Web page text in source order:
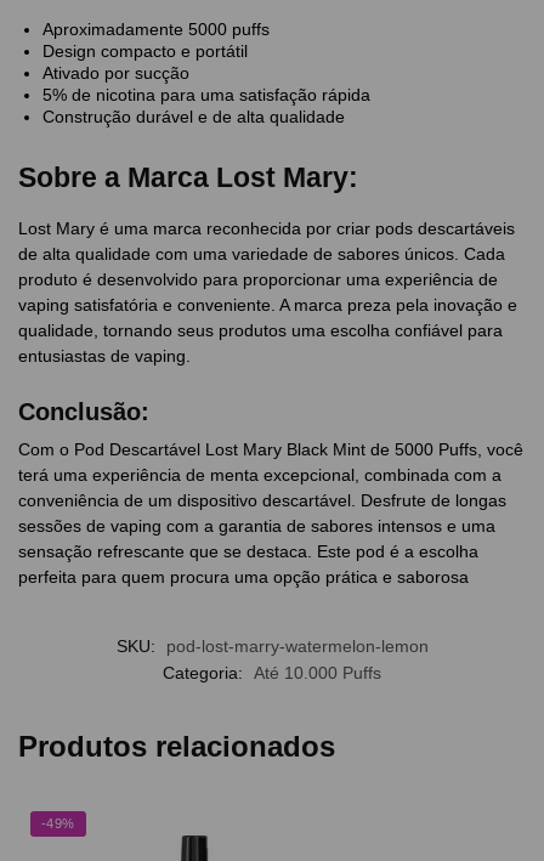
Aproximadamente 5000 puffs
Design compacto e portátil
Ativado por sucção
5% de nicotina para uma satisfação rápida
Construção durável e de alta qualidade
Sobre a Marca Lost Mary:
Lost Mary é uma marca reconhecida por criar pods descartáveis
de alta qualidade com uma variedade de sabores únicos. Cada
produto é desenvolvido para proporcionar uma experiência de
vaping satisfatória e conveniente. A marca preza pela inovação e
qualidade, tornando seus produtos uma escolha confiável para
entusiastas de vaping.
Conclusão:
Com o Pod Descartável Lost Mary Black Mint de 5000 Puffs, você
terá uma experiência de menta excepcional, combinada com a
conveniência de um dispositivo descartável. Desfrute de longas
sessões de vaping com a garantia de sabores intensos e uma
sensação refrescante que se destaca. Este pod é a escolha
perfeita para quem procura uma opção prática e saborosa
SKU:
pod-lost-marry-watermelon-lemon
Categoria:
Até 10.000 Puffs
Produtos relacionados
-49%